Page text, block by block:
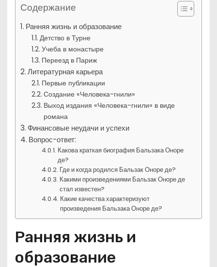
Содержание
Ранняя жизнь и образование
Детство в Турне
Учеба в монастыре
Переезд в Париж
Литературная карьера
Первые публикации
Создание «Человека-гнили»
Выход издания «Человека-гнили» в виде
романа
Финансовые неудачи и успехи
Вопрос-ответ:
Какова краткая биография Бальзака Оноре
де?
Где и когда родился Бальзак Оноре де?
Какими произведениями Бальзак Оноре де
стал известен?
Какие качества характеризуют
произведения Бальзака Оноре де?
Ранняя жизнь и
образование